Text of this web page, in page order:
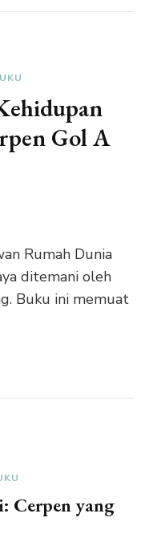
Gol A
Rumah Dunia
ditemani oleh
Buku ini memuat
Cerpen yang